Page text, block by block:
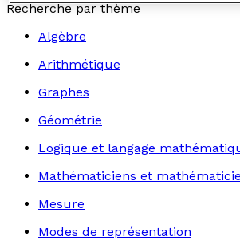
Recherche par thème
Algèbre
Arithmétique
Graphes
Géométrie
Logique et langage
Mathématiciens et
Mesure
Modes de représentation